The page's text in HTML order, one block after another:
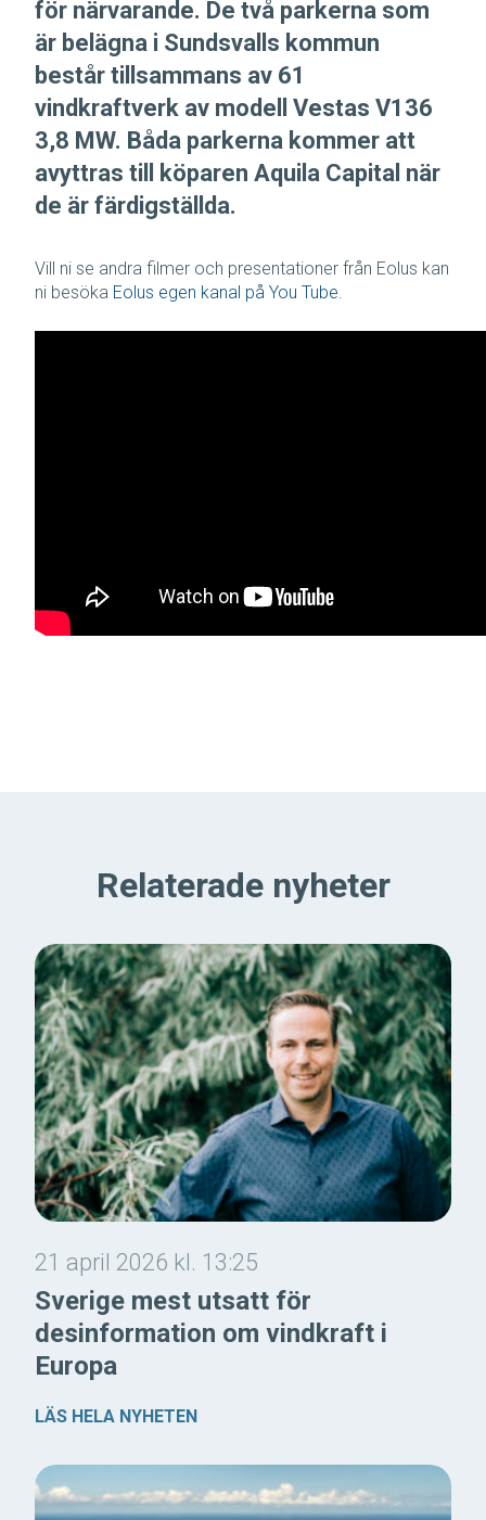
för närvarande. De två parkerna som
är belägna i Sundsvalls kommun
består tillsammans av 61
vindkraftverk av modell Vestas V136
3,8 MW. Båda parkerna kommer att
avyttras till köparen Aquila Capital när
de är färdigställda.
Vill ni se andra filmer och presentationer från Eolus kan
ni besöka Eolus egen kanal på You Tube.
Relaterade nyheter
21 april 2026 kl. 13:25
Sverige mest utsatt för
desinformation om vindkraft i
Europa
LÄS HELA NYHETEN